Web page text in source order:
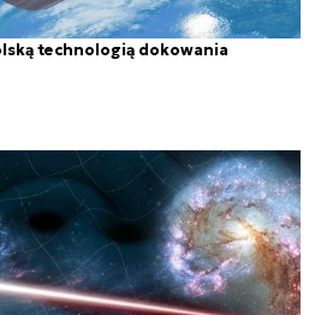
technologią dokowania